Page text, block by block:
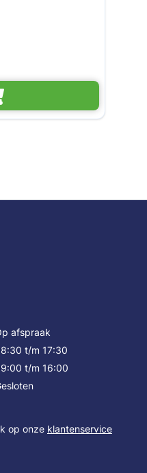
afspraak
t/m 17:30
t/m 16:00
op onze klantenservice